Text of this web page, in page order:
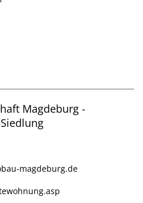
Magdeburg -
magdeburg.de